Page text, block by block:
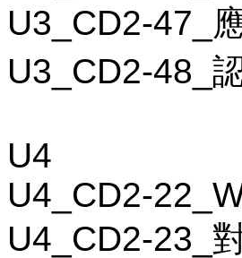
U3_CD2-47_
U3_CD2-48_
U4
U4_CD2-
U4_CD2-23_